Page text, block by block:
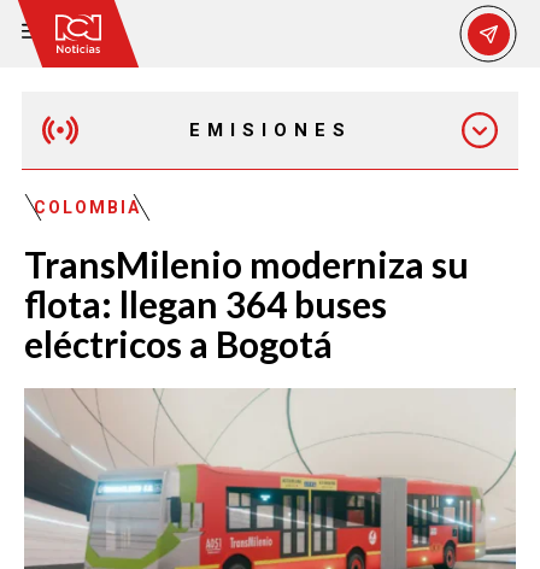
EMISIONES
EMISIÓN 7:00 PM
COLOMBIA
TransMilenio moderniza su
flota: llegan 364 buses
eléctricos a Bogotá